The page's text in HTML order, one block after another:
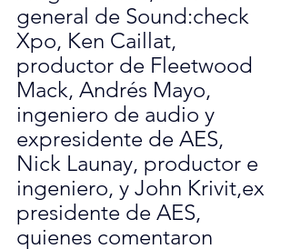
general de Sound:check
Xpo, Ken Caillat,
productor de Fleetwood
Mack, Andrés Mayo,
ingeniero de audio y
expresidente de AES,
Nick Launay, productor e
ingeniero, y John Krivit,ex
presidente de AES,
quienes comentaron